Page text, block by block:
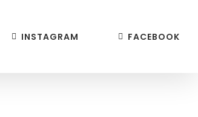
INSTAGRAM FACEBOOK